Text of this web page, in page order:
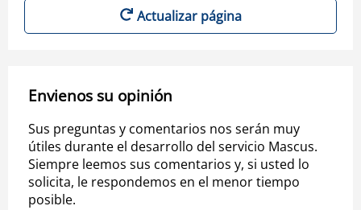
Actualizar página
Envienos su opinión
Sus preguntas y comentarios nos serán muy
útiles durante el desarrollo del servicio Mascus.
Siempre leemos sus comentarios y, si usted lo
solicita, le respondemos en el menor tiempo
posible.